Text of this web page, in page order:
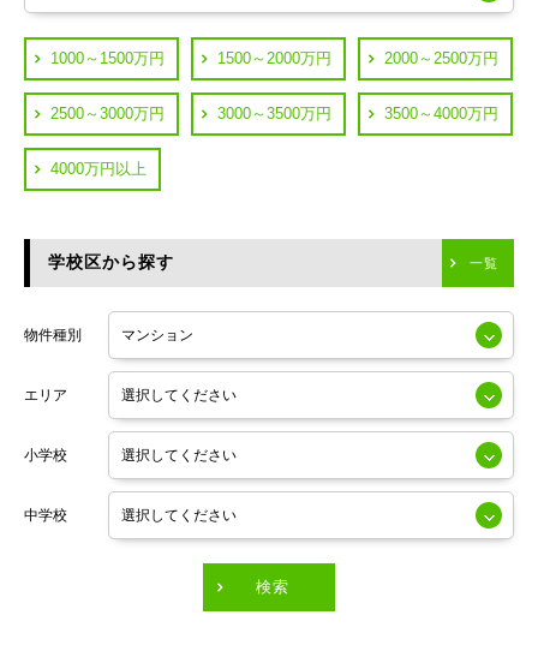
葛飾区
横浜市鶴見区
横浜市神奈川区
川崎市川崎区
川崎市中原区
川崎市高津区
都営浅草線
JR中央線
JR中央・総武線
東京メトロ日比谷線
小田急線
東京メトロ半蔵門線
東京メトロ副都心線
東京メトロ有楽町線
1000～1500万円 1500～2000万円 2000～2500万円
2500～3000万円 3000～3500万円 3500～4000万円
4000万円以上
学校区から探す 一覧
物件種別
エリア
小学校
中学校
検索